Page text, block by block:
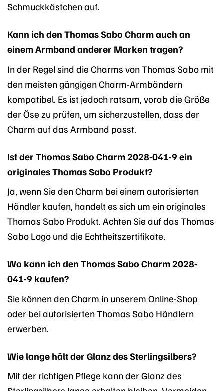
Schmuckkästchen auf.
Kann ich den Thomas Sabo Charm auch an
einem Armband anderer Marken tragen?
In der Regel sind die Charms von Thomas Sabo mit
den meisten gängigen Charm-Armbändern
kompatibel. Es ist jedoch ratsam, vorab die Größe
der Öse zu prüfen, um sicherzustellen, dass der
Charm auf das Armband passt.
Ist der Thomas Sabo Charm 2028-041-9 ein
originales Thomas Sabo Produkt?
Ja, wenn Sie den Charm bei einem autorisierten
Händler kaufen, handelt es sich um ein originales
Thomas Sabo Produkt. Achten Sie auf das Thomas
Sabo Logo und die Echtheitszertifikate.
Wo kann ich den Thomas Sabo Charm 2028-
041-9 kaufen?
Sie können den Charm in unserem Online-Shop
oder bei autorisierten Thomas Sabo Händlern
erwerben.
Wie lange hält der Glanz des Sterlingsilbers?
Mit der richtigen Pflege kann der Glanz des